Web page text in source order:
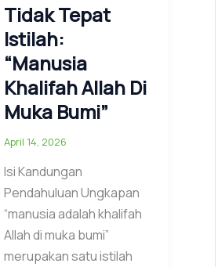
Tidak Tepat
Istilah:
“Manusia
Khalifah Allah Di
Muka Bumi”
April 14, 2026
Isi Kandungan
Pendahuluan Ungkapan
“manusia adalah khalifah
Allah di muka bumi”
merupakan satu istilah